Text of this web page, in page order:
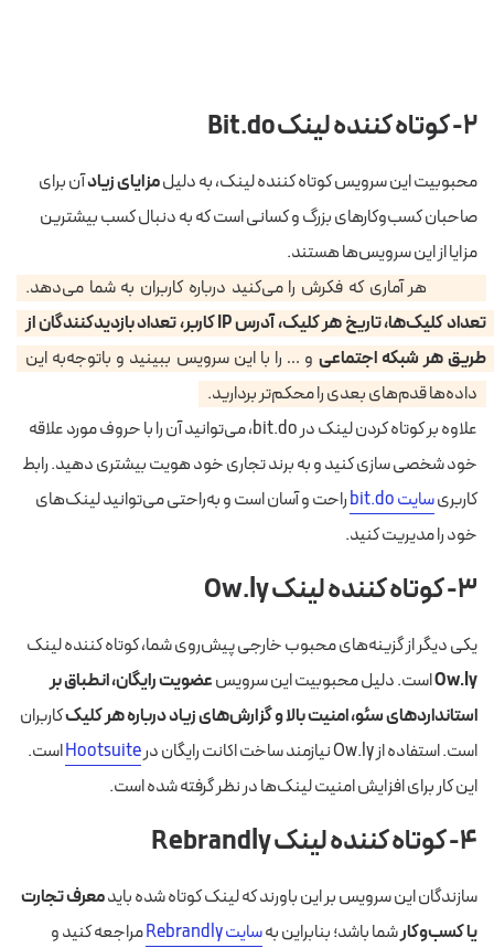
۲- کوتاه کننده لینک Bit.do
محبوبیت این سرویس کوتاه کننده لینک، به دلیلمزایای زیادآن برای
صاحبان کسب‌وکارهای بزرگ و کسانی است که به دنبال کسب بیشترین
مزایا از این سرویس‌ها هستند.
تعداد کلیک‌ها، تاریخ هر کلیک، آدرس IP کاربر، تعداد بازدیدکنندگان از
طریق هر شبکه اجتماعی و … را با این سرویس ببینید و باتوجه‌به این
داده‌ها قدم‌های بعدی را محکم‌تر بردارید.
علاوه بر کوتاه کردن لینک در bit.do، می‌توانید آن را با حروف مورد علاقه
خود شخصی سازی کنید و به برند تجاری خود هویت بیشتری دهید. رابط
کاربریسایت bit.do
راحت و آسان است و به‌راحتی می‌توانید لینک‌های
خود را مدیریت کنید.
۳- کوتاه کننده لینک Ow.ly
یکی دیگر از گزینه‌های محبوب خارجی پیش‌روی شما، کوتاه کننده لینک
Ow.lyاست. دلیل محبوبیت این سرویسعضویت رایگان، انطباق بر
استاندارد‌های سئو، امنیت بالا و گزارش‌های زیاد درباره هر کلیککاربران
است. استفاده از Ow.ly نیازمند ساخت اکانت رایگان در
Hootsuiteاست.
این کار برای افزایش امنیت لینک‌ها در نظر گرفته شده است.
۴- کوتاه کننده لینک Rebrandly
سازندگان این سرویس بر این باورند که لینک کوتاه شده بایدمعرف تجارت
یا کسب‌وکارشما باشد؛ بنابراین بهسایت Rebrandly
مراجعه کنید و